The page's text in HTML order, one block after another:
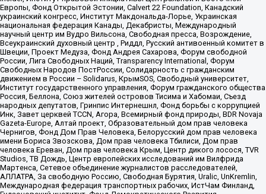
Европы, Фонд Открытой Эстонии, Calvert 22 Foundation, Канадский
украинский конгресс, Институт Макдональда-Лорье, Украинская
национальная федерация Канады, Декабристы, Международный
научный центр им Вудро Вильсона, Свободная пресса, Возрождение,
Всеукраинский духовный центр , Риддл, Русский антивоенный комитет в
Швеции, Проект Медуза, Фонд Андрея Сахарова, Форум свободной
России, Лига Свободных Наций, Transparеncy International, Форум
Свободных Народов ПостРоссии, Солидарность с гражданским
движением в России – Solidarus, КрымSOS, Свободный университет,
Институт государственного управления, Форум гражданского общества
Россия, Беллона, Союз жителей островов Тисима и Хабомаи, Съезд
народных депутатов, Гринпис Интернешнл, Фонд борьбы с коррупцией
Инк, Завет церквей TCCN, Агора, Всемирный фонд природы, BDR Novaja
Gazeta-Europe, Алтай проект, Образовательный дом прав человека
Чернигов, Фонд Дом Прав Человека, Белорусский дом прав человека
имени Бориса Звозскова, Дом прав человека Тбилиси, Дом прав
человека Ереван, Дом прав человека Крым, Центр дикого лосося, TVR
Studios, ТВ Дождь, Центр европейских исследований им Вилфрида
Мартенса, Сетевое объединение журналистов расследователей,
АЛЛАТРА, За свободную Россию, Свободная Бурятия, Uralic, UnKremlin,
Международная федерация транспортных рабочих, ИстЧам Финланд,